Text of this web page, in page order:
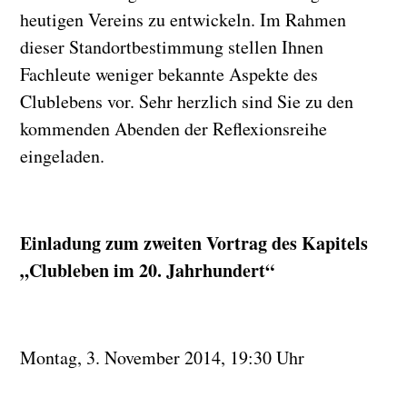
heutigen Vereins zu entwickeln. Im Rahmen
dieser Standortbestimmung stellen Ihnen
Fachleute weniger bekannte Aspekte des
Clublebens vor. Sehr herzlich sind Sie zu den
kommenden Abenden der Reflexionsreihe
eingeladen.
Einladung zum zweiten Vortrag des Kapitels
„Clubleben im 20. Jahrhundert“
Montag, 3. November 2014, 19:30 Uhr